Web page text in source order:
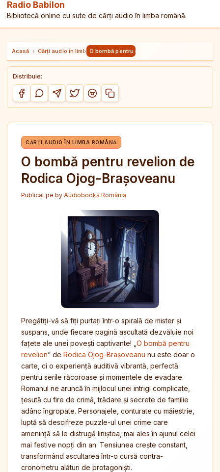
Radio Babilon
Bibliotecă online cu sute de cărți audio în limba română.
Acasă › Cărți audio în limba română
› O bombă pentru revelion de Rodica Ojog-
Distribuie:
Distribuie pe Facebook
Distribuie pe WhatsApp
Distribuie pe Telegram
Distribuie pe Twitter/X
Distribuie pe Reddit
Copiază link-ul
CĂRȚI AUDIO ÎN LIMBA ROMÂNĂ
O bombă pentru revelion de
Rodica Ojog-Brașoveanu
Publicat pe by Audiobooks România
Pregătiți-vă să fiți purtați într-o spirală de mister și
suspans, unde fiecare pagină ascultată dezvăluie noi
fațete ale unei povești captivante! „ O bombă pentru
revelion” de Rodica Ojog-Brașoveanu nu este doar o
carte, ci o experiență auditivă vibrantă, perfectă
pentru serile răcoroase și momentele de evadare.
Romanul ne aruncă în mijlocul unei intrigi complicate,
țesută cu fire de crimă, trădare și secrete de familie
adânc îngropate. Personajele, conturate cu măiestrie,
luptă să descifreze puzzle-ul unei crime care
amenință să le distrugă liniștea, mai ales în ajunul celei
mai festive nopți din an. Tensiunea crește constant,
transformând ascultarea într-o cursă contra-
cronometru alături de protagoniști.